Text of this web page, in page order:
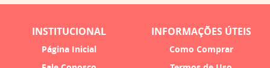
INSTITUCIONAL
Página Inicial
INFORMAÇÕES ÚTEIS
Como Comprar